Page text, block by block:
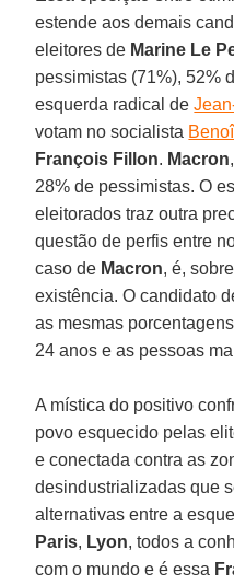
estende aos demais
eleitores de Marine Le
pessimistas (71%), 52%
esquerda radical de
votam no socialista
François Fillon. Macron
28% de pessimistas. O
eleitorados traz outra
questão de perfis entre
caso de Macron, é,
existência. O candidato
as mesmas
24 anos e as pessoas
A mística do positivo
povo esquecido pelas
e conectada contra as
desindustrializadas que
alternativas entre a
Paris, Lyon, todos a
com o mundo e é essa